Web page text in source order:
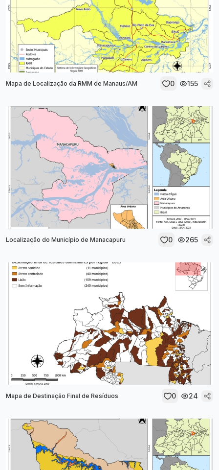
Mapa de Localização da RMM de Manaus/AM 0 155
Localização do Município de Manacapuru 0 265
Mapa de Destinação Final de Resíduos 0 24